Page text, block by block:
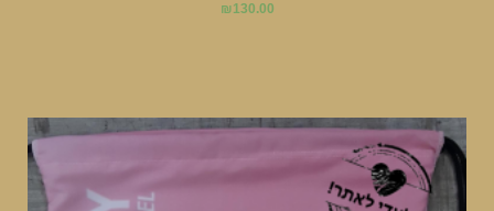
₪130.00